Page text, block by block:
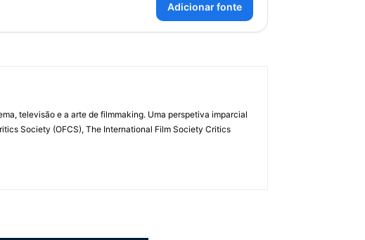
Adicionar fonte
televisão e a arte de filmmaking. Uma perspetiva imparcial
Society (OFCS), The International Film Society Critics